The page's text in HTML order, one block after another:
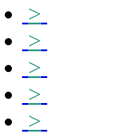
>
>
>
>
>